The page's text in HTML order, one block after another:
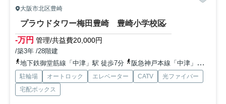
大阪市北区豊崎
プラウドタワー梅田豊崎 豊崎小学校区
-万円 管理/共益費20,000円
/築3年 /28階建
地下鉄御堂筋線「中津」駅 徒歩7分
阪急神戸本線「中津」駅 徒歩13分
駐輪場 オートロック エレベーター CATV
光ファイバー
宅配ボックス